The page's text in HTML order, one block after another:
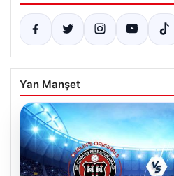
Yan Manşet